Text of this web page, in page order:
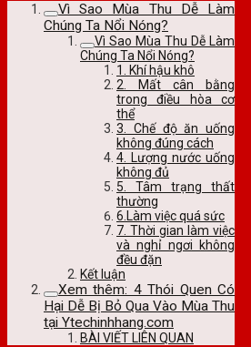
Vì Sao Mùa Thu Dễ Làm
Chúng Ta Nổi Nóng?
Vì Sao Mùa Thu Dễ Làm
Chúng Ta Nổi Nóng?
1. Khí hậu khô
2. Mất cân bằng
trong điều hòa cơ
thể
3. Chế độ ăn uống
không đúng cách
4. Lượng nước uống
không đủ
5. Tâm trạng thất
thường
6.Làm việc quá sức
7. Thời gian làm việc
và nghỉ ngơi không
đều đặn
Kết luận
Xem thêm: 4 Thói Quen Có
Hại Dễ Bị Bỏ Qua Vào Mùa Thu
tại Ytechinhhang.com
BÀI VIẾT LIÊN QUAN